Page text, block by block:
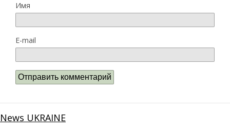
Имя
E-mail
News UKRAINE